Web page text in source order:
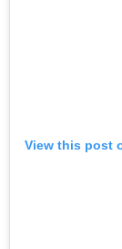
View this post